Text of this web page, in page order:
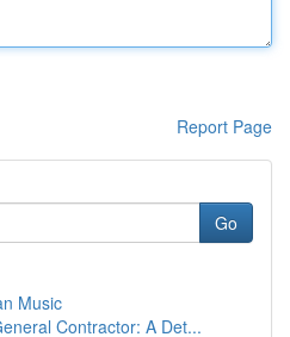
Report Page
Go
Music
Contractor: A Det...